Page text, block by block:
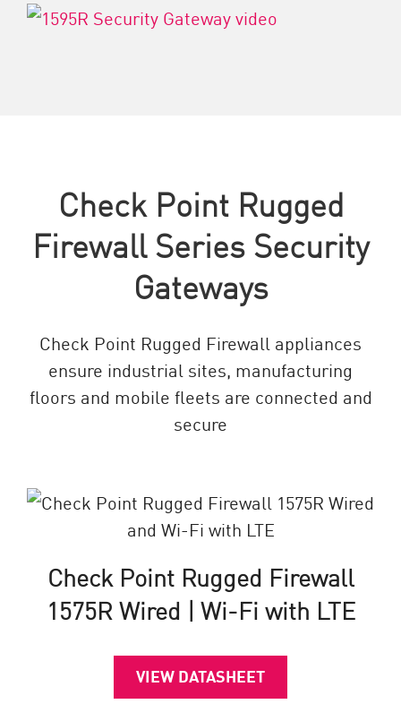
Check Point Rugged
Firewall Series Security
Gateways
Check Point Rugged Firewall appliances
ensure industrial sites, manufacturing
floors and mobile fleets are connected and
secure
Check Point Rugged Firewall
1575R Wired | Wi-Fi with LTE
VIEW DATASHEET